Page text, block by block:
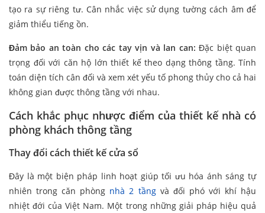
tạo ra sự riêng tư. Cân nhắc việc sử dụng tường cách âm để
giảm thiểu tiếng ồn.
Đảm bảo an toàn cho các tay vịn và lan can:Đặc biệt quan
trọng đối với căn hộ lớn thiết kế theo dạng thông tầng. Tính
toán diện tích cân đối và xem xét yếu tố phong thủy cho cả hai
không gian được thông tầng với nhau.
Cách khắc phục nhược điểm của thiết kế nhà có
phòng khách thông tầng
Thay đổi cách thiết kế cửa sổ
Đây là một biện pháp linh hoạt giúp tối ưu hóa ánh sáng tự
nhiên trong căn phòng nhà 2 tầngvà đối phó với khí hậu
nhiệt đới của Việt Nam. Một trong những giải pháp hiệu quả